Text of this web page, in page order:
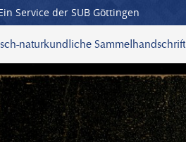
Service der SUB Göttingen
naturkundliche Sammelhandschrift